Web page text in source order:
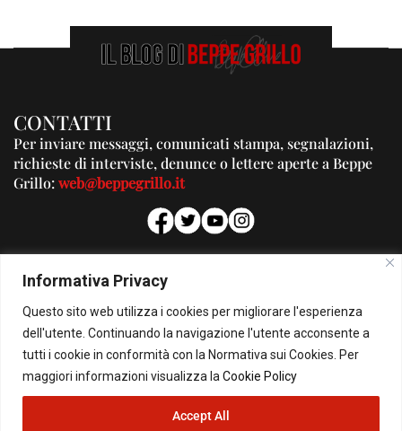
Informativa Privacy
Questo sito web utilizza i cookies per migliorare l'esperienza
dell'utente. Continuando la navigazione l'utente acconsente a
tutti i cookie in conformità con la Normativa sui Cookies. Per
maggiori informazioni visualizza la Cookie Policy
Accept All
CONTATTI
Per inviare messaggi, comunicati stampa, segnalazioni,
richieste di interviste, denunce o lettere aperte a Beppe
Grillo:web@beppegrillo.it
PUBBLICITA'
Per la tua pubblicità su questo Blog:
pubblicita@beppegrillo.it
© Copyright 2026 - Il Blog di Beppe Grillo. All Rights Reserved - Powered by